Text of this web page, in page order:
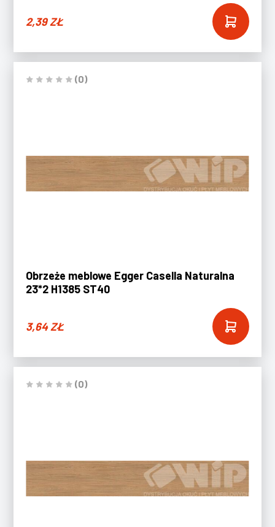
2,39ZŁ
(0)
Obrzeże meblowe Egger Casella Naturalna
23*2 H1385 ST40
3,64ZŁ
(0)